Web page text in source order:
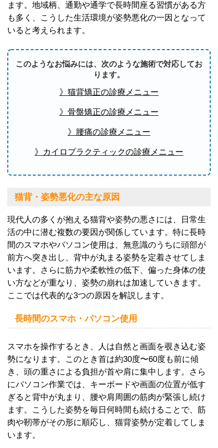
ます。地域柄、通勤や通学で長時間座る習慣がある方
も多く、こうした生活環境が姿勢悪化の一因となって
いると考えられます。
このようなお悩みには、次のような施術で対応してお
ります。
》猫背矯正の診療メニュー
》骨盤矯正の診療メニュー
》腰痛の診療メニュー
》カイロプラクティックの診療メニュー
猫背・姿勢悪化の主な原因
現代人の多くが抱える猫背や姿勢の悪さには、日常生
活の中に潜む複数の要因が関係しています。特に長時
間のスマホやパソコン使用は、無意識のうちに頭部が
前方へ突き出し、背中が丸まる姿勢を定着させてしま
います。さらに筋力や柔軟性の低下、偏った身体の使
い方などが重なり、姿勢の崩れは加速していきます。
ここでは代表的な3つの原因を解説します。
長時間のスマホ・パソコン使用
スマホを操作するとき、人は自然と画面を覗き込む姿
勢になります。このとき首は約30度〜60度も前に傾
き、頭の重さによる負担が首や肩に集中します。さら
にパソコン作業では、キーボードや画面の位置が低す
ぎると背中が丸まり、腰や肩周囲の筋肉が緊張し続け
ます。こうした姿勢を毎日何時間も続けることで、筋
肉や靭帯がその形に順応し、猫背姿勢が定着してしま
います。